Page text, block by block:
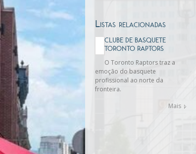
Listas relacionadas
CLUBE DE BASQUETE
TORONTO RAPTORS
O Toronto Raptors traz a
emoção do basquete
profissional ao norte da
fronteira.
Mais